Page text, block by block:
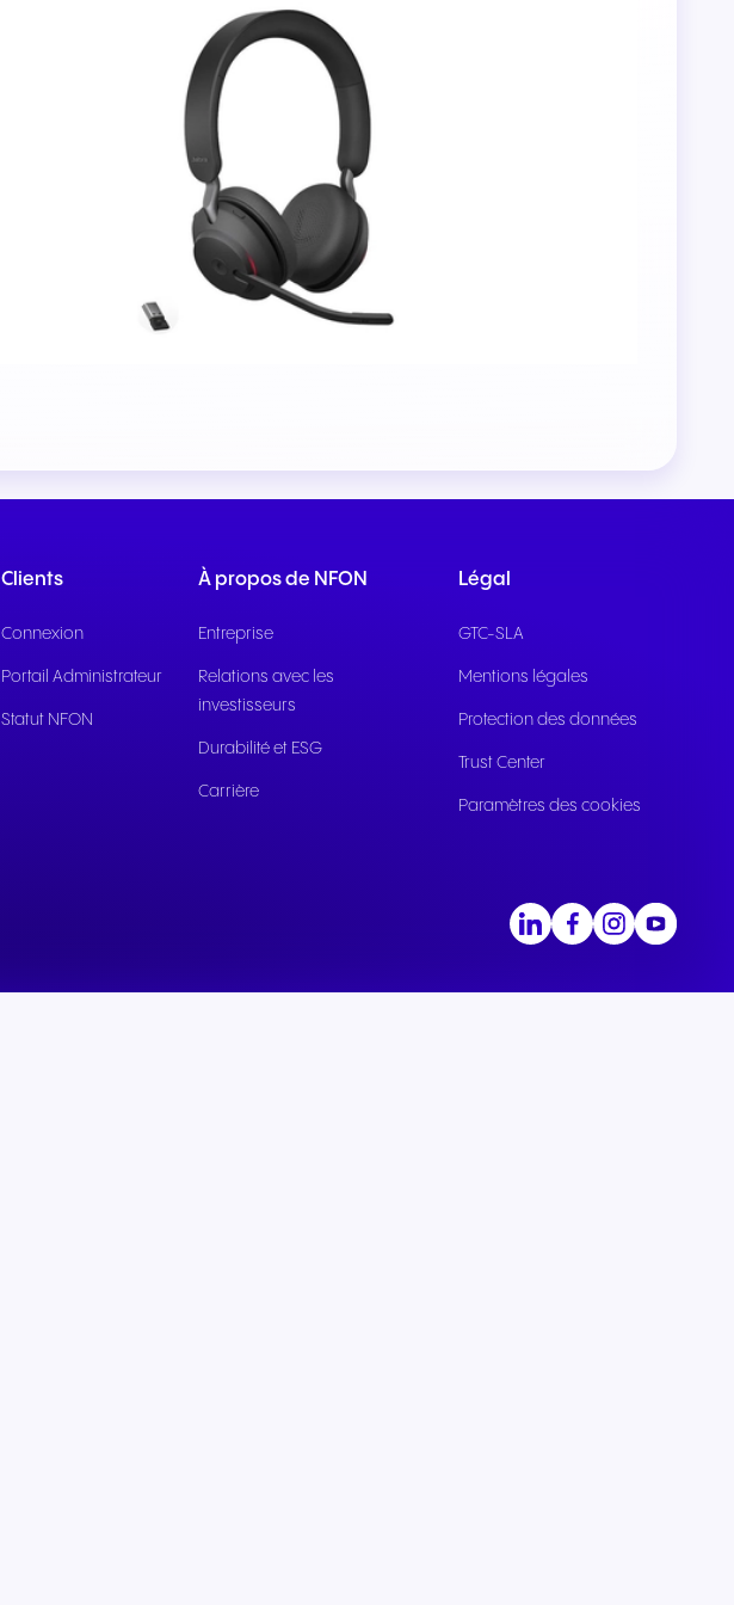
Une communication fiable
pour des services publics
réactifs et un soutien citoyen
Clients
Connexion
Portail Administrateur
Statut NFON
À propos de NFON
Entreprise
Relations avec les
investisseurs
Durabilité et ESG
Carrière
Légal
GTC-SLA
Mentions légales
Protection des données
Trust Center
Paramètres des cookies